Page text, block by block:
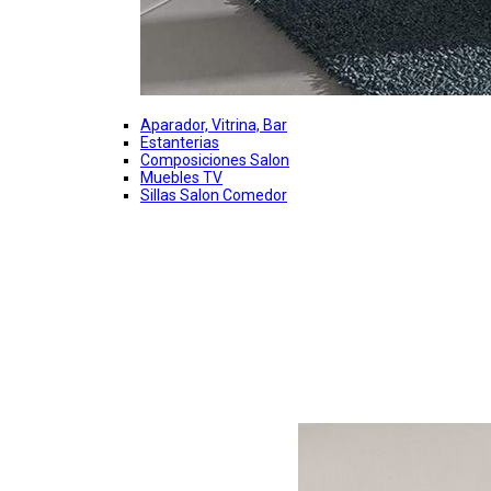
Aparador, Vitrina, Bar
Estanterias
Composiciones Salon
Muebles TV
Sillas Salon Comedor